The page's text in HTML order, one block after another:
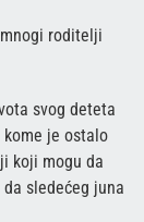
roditelji
svog deteta
kome je ostalo
koji mogu da
sledećeg juna